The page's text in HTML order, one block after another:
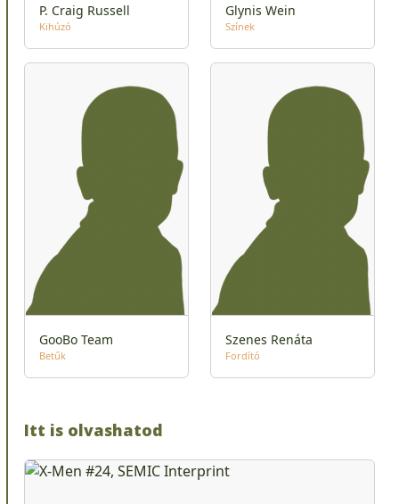
P. Craig Russell
Kihúzó
Glynis Wein
Színek
GooBo Team
Betűk
Szenes Renáta
Fordító
Itt is olvashatod